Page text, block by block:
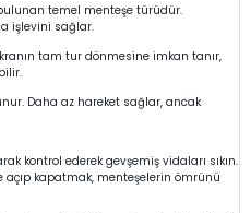
temel menteşe türüdür.
işlevini sağlar.
tam tur dönmesine imkan tanır,
Daha az hareket sağlar, ancak
kontrol ederek gevşemiş vidaları sıkın.
açıp kapatmak, menteşelerin ömrünü